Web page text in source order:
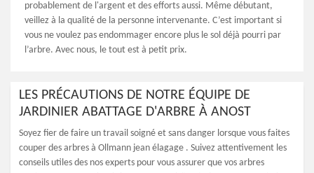
probablement de l'argent et des efforts aussi. Même débutant,
veillez à la qualité de la personne intervenante. C’est important si
vous ne voulez pas endommager encore plus le sol déjà pourri par
l’arbre. Avec nous, le tout est à petit prix.
LES PRÉCAUTIONS DE NOTRE ÉQUIPE DE
JARDINIER ABATTAGE D'ARBRE À ANOST
Soyez fier de faire un travail soigné et sans danger lorsque vous faites
couper des arbres à Ollmann jean élagage . Suivez attentivement les
conseils utiles des nos experts pour vous assurer que vos arbres